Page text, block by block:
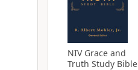
NIV Grace and
Truth Study Bible